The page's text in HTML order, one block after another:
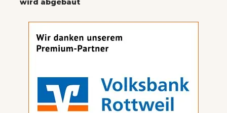
wird abgebaut